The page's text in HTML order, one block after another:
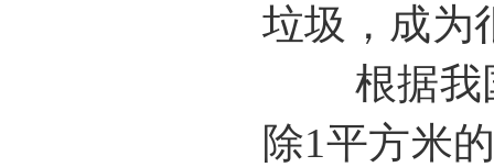
垃圾，成为
根据我国
除1平方米